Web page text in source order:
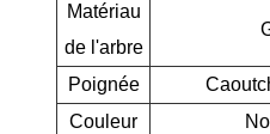
Matériau
de l'arbre
Poignée
Couleur